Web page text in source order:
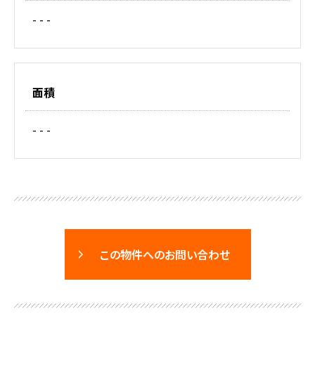
- - -
面積
- - -
この物件へのお問い合わせ